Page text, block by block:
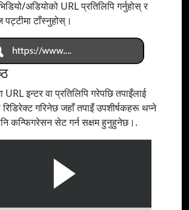
अडियोको URL प्रतिलिपि गर्नुहोस् र
टाँस्नुहोस्।
URL इन्टर वा प्रतिलिपि गरेपछि तपाइँलाई
रिडिरेक्ट गरिनेछ जहाँ तपाइँ उपशीर्षकहरू थप्ने
कन्फिगरेसन सेट गर्न सक्षम हुनुहुनेछ।.